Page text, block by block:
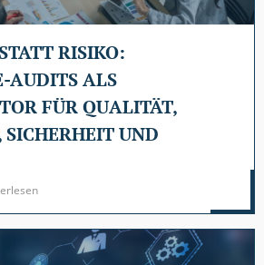
RISIKO:
AUDITS ALS
FÜR QUALITÄT,
SICHERHEIT UND